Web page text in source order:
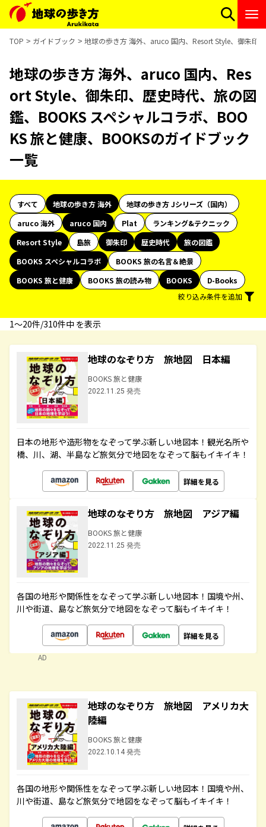
TOP ガイドブック 地球の歩き方 海外、aruco 国内、Resort Style、御朱印
地球の歩き方 海外、aruco 国内、Res
ort Style、御朱印、歴史時代、旅の図
鑑、BOOKS スペシャルコラボ、BOO
KS 旅と健康、BOOKSのガイドブック
一覧
すべて 地球の歩き方 海外
地球の歩き方 Jシリーズ（国内）
aruco 海外
aruco 国内 Plat
ランキング&テクニック
Resort Style
島旅 御朱印 歴史時代
旅の図鑑
BOOKS スペシャルコラボ
BOOKS 旅の名言＆絶景
BOOKS 旅と健康
BOOKS 旅の読み物 BOOKS
D-Books
絞り込み条件を追加
1〜20件/310件中 を表示
地球のなぞり方 旅地図 日本編
BOOKS 旅と健康
2022.11.25 発売
日本の地形や造形物をなぞって学ぶ新しい地図本！観光名所や
橋、川、湖、半島など旅気分で地図をなぞって脳もイキイキ！
詳細を見る
地球のなぞり方 旅地図 アジア編
BOOKS 旅と健康
2022.11.25 発売
各国の地形や関係性をなぞって学ぶ新しい地図本！国境や州、
川や街道、島など旅気分で地図をなぞって脳もイキイキ！
詳細を見る
AD
地球のなぞり方 旅地図 アメリカ大
陸編
BOOKS 旅と健康
2022.10.14 発売
各国の地形や関係性をなぞって学ぶ新しい地図本！国境や州、
川や街道、島など旅気分で地図をなぞって脳もイキイキ！